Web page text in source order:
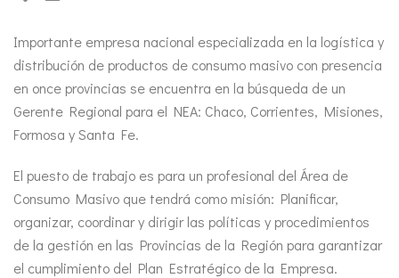
Importante empresa nacional especializada en la logística y
distribución de productos de consumo masivo con presencia
en once provincias se encuentra en la búsqueda de un
Gerente Regional para el NEA: Chaco, Corrientes, Misiones,
Formosa y Santa Fe.
El puesto de trabajo es para un profesional del Área de
Consumo Masivo que tendrá como misión: Planificar,
organizar, coordinar y dirigir las políticas y procedimientos
de la gestión en las Provincias de la Región para garantizar
el cumplimiento del Plan Estratégico de la Empresa.